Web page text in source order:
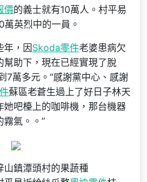
價的義士就有10萬人。村平易
英烈中的一員。
年，因Skoda零件老婆患病欠
助下，現在已經實現了脫
7萬多元。“感謝黨中心、感謝
蘇區老蒼生過上了好日子林天
吧檯上的咖啡機，那台機器
霧氣。。”
山鎮潭頭村的果蔬種